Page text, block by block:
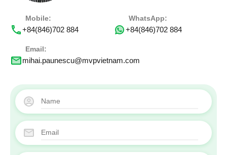
Mobile:
+84(846)702 884
WhatsApp:
+84(846)702 884
Email:
mihai.paunescu@mvpvietnam.com